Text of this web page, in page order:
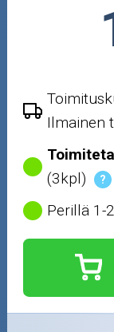
Outlet-
Ilmainen
(3kpl)
?
Perillä 1-